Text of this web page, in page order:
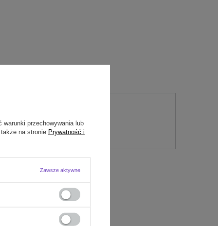
warunki przechowywania lub
na stronie Prywatność i
Zawsze aktywne